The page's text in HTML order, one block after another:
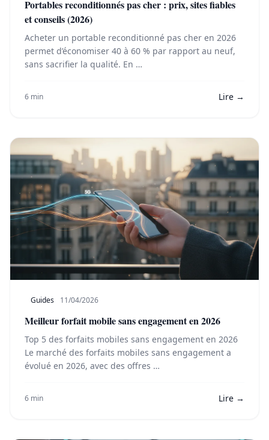
Portables reconditionnés pas cher : prix, sites fiables
et conseils (2026)
Acheter un portable reconditionné pas cher en 2026
permet d’économiser 40 à 60 % par rapport au neuf,
sans sacrifier la qualité. En …
6 min Lire →
Guides 11/04/2026
Meilleur forfait mobile sans engagement en 2026
Top 5 des forfaits mobiles sans engagement en 2026
Le marché des forfaits mobiles sans engagement a
évolué en 2026, avec des offres …
6 min Lire →